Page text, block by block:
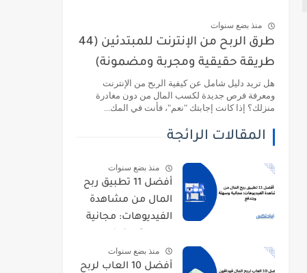
منذ بضع سنوات
طرق الربح من الإنترنت للمبتدئين (44
طريقة حقيقية ومجربة ومضمونة)
هل تريد دليل شامل عن كيفية الربح من الإنترنت
ومعرفة فرص جديدة لكسب المال من دون مغادرة
منزلك؟ إذا كانت إجابتك "نعم"، فأنت في المك...
المقالات الرائجة
منذ بضع سنوات
أفضل 11 تطبيق ربح
المال من مشاهدة
الفيديوهات: مجانية
منذ بضع سنوات
أفضل 10 العاب لربح